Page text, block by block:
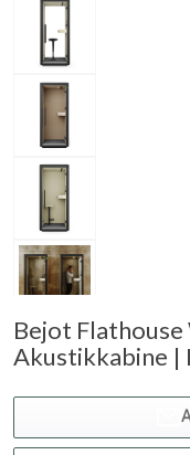
Bejot
Akustikkabine